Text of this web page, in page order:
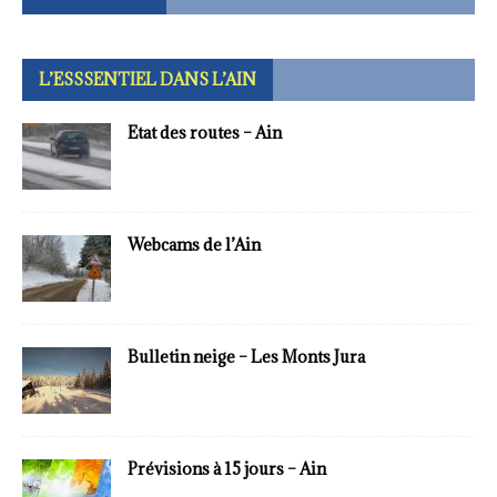
L’ESSSENTIEL DANS L’AIN
Etat des routes – Ain
Webcams de l’Ain
Bulletin neige – Les Monts Jura
Prévisions à 15 jours – Ain